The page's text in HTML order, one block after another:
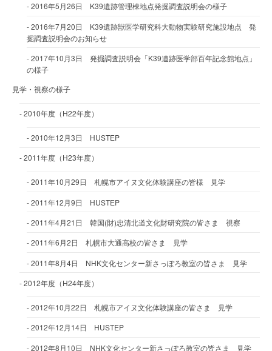
2016年5月26日 K39遺跡管理棟地点発掘調査説明会の様子
2016年7月20日 K39遺跡獣医学研究科大動物実験研究施設地点 発
掘調査説明会のお知らせ
2017年10月3日 発掘調査説明会「K39遺跡医学部百年記念館地点」
の様子
見学・視察の様子
2010年度（H22年度）
2010年12月3日 HUSTEP
2011年度（H23年度）
2011年10月29日 札幌市アイヌ文化体験講座の皆様 見学
2011年12月9日 HUSTEP
2011年4月21日 韓国(財)忠清北道文化財研究院の皆さま 視察
2011年6月2日 札幌市大通高校の皆さま 見学
2011年8月4日 NHK文化センター新さっぽろ教室の皆さま 見学
2012年度（H24年度）
2012年10月22日 札幌市アイヌ文化体験講座の皆さま 見学
2012年12月14日 HUSTEP
2012年8月10日 NHK文化センター新さっぽろ教室の皆さま 見学